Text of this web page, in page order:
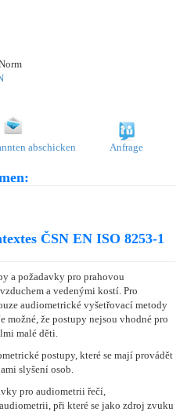
abschicken Anfrage
ČSN EN ISO 8253-1
a požadavky pro prahovou
a vedenými kostí. Pro
audiometrické vyšetřovací metody
možné, že postupy nejsou vhodné pro
malé děti.
postupy, které se mají provádět
slyšení osob.
pro audiometrii řečí,
při které se jako zdroj zvuku